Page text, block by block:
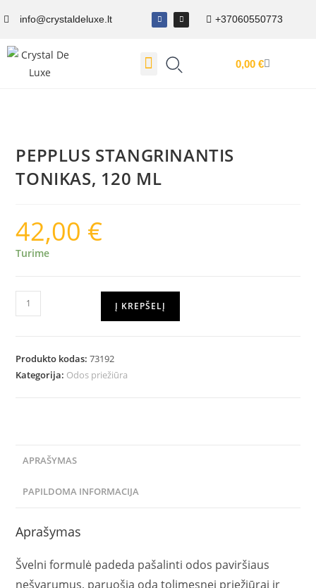
info@crystaldeluxe.lt +37060550773
0,00 €
PEPPLUS STANGRINANTIS
TONIKAS, 120 ML
42,00 €
Turime
Į KREPŠELĮ
Produkto kodas:73192
Kategorija: Odos priežiūra
APRAŠYMAS
PAPILDOMA INFORMACIJA
Aprašymas
Švelni formulė padeda pašalinti odos paviršiaus
nešvarumus, paruošia odą tolimesnei priežiūrai ir